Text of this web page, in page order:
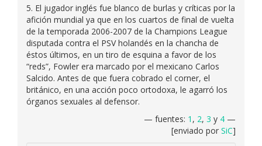
5. El jugador inglés fue blanco de burlas y críticas por la
afición mundial ya que en los cuartos de final de vuelta
de la temporada 2006-2007 de la Champions League
disputada contra el PSV holandés en la chancha de
éstos últimos, en un tiro de esquina a favor de los
“reds”, Fowler era marcado por el mexicano Carlos
Salcido. Antes de que fuera cobrado el corner, el
británico, en una acción poco ortodoxa, le agarró los
órganos sexuales al defensor.
— fuentes: 1 , 2, 3 y 4 —
[enviado por SiC]